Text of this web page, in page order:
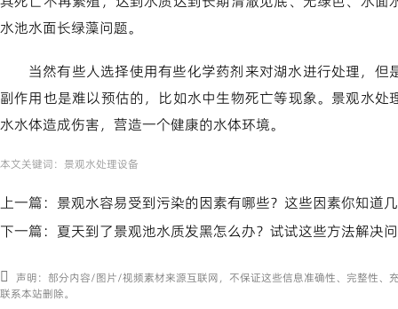
水池水面长绿藻问题。
当然有些人选择使用有些化学药剂来对湖水进行处理，
副作用也是难以预估的，比如水中生物死亡等现象。景观水
水水体造成伤害，营造一个健康的水体环境。
本文关键词： 景观水处理设备
上一篇： 景观水容易受到污染的因素有哪些？这些因素你知道
下一篇： 夏天到了景观池水质发黑怎么办？试试这些方法解决
声明：部分内容/图片/视频素材来源互联网，不保证这些信息准确性、完整性、
联系本站删除。